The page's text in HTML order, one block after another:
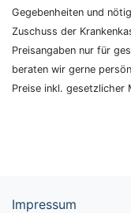
Gegebenheiten und
Zuschuss der
Preisangaben nur für
beraten wir gerne
Preise inkl. gesetzlicher
Impressum